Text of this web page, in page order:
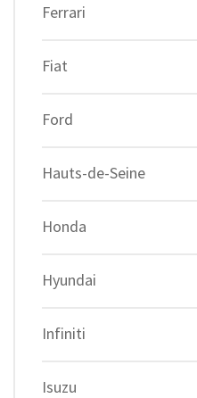
Ferrari
Fiat
Ford
Hauts-de-Seine
Honda
Hyundai
Infiniti
Isuzu